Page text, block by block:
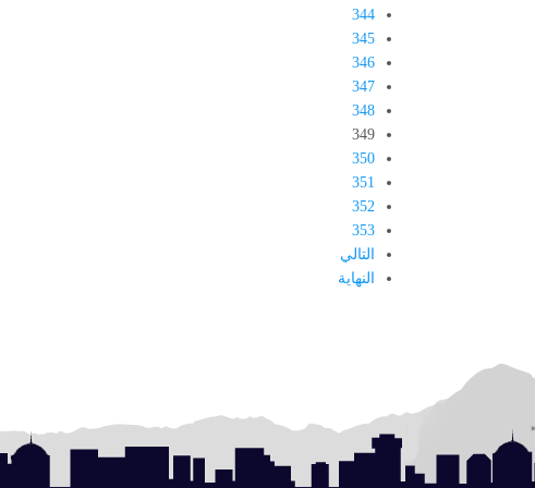
344
345
346
347
348
349
350
351
352
353
التالي
النهاية